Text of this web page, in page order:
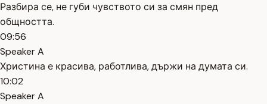
Разбира се, не губи чувството си за смян пред
общността.
09:56
Speaker A
Христина е красива, работлива, държи на думата си.
10:02
Speaker A